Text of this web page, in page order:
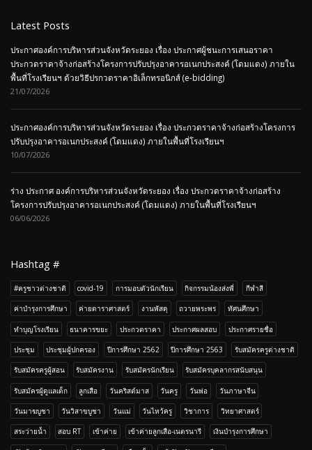
Latest Posts
ประกาศองค์การบริหารส่วนจังหวัดระยอง เรื่อง ประกาศผู้ชนะการเสนอราคา
ประกวดราคาจ้างก่อสร้างโครงการปรับปรุงอาคารอเนกประสงค์ (โดมแดง) ภายใน
พื้นที่โรงเรียนฯ ด้วยวิธีปรกวดราคาอิเล็กทรอนิกส์ (e-bidding)
21/07/2026
ประกาศองค์การบริหารส่วนจังหวัดระยอง เรื่อง ประกวดราคาจ้างก่อสร้างโครงการ
ปรับปรุงอาคารอเนกประสงค์ (โดมแดง) ภายในพื้นที่โรงเรียนฯ
10/07/2026
ร่าง ประกาศ องค์การบริหารส่วนจังหวัดระยอง เรื่อง ประกวดราคาจ้างก่อสร้าง
โครงการปรับปรุงอาคารอเนกประสงค์ (โดมแดง) ภายในพื้นที่โรงเรียนฯ
06/06/2026
Hashtag #
#ครูชาวต่างชาติ covid-19 การมอบตัวนักเรียน กิจกรรมน้องส่งพี่ กีฬาสี
ค่าบำรุงการศึกษา ค่ายดาราศาสตร์ งานพัสดุ ถวายพระพร ทัศนศึกษา
ทำบุญโรงเรียน ธนาคารขยะ ประกวดราคา ประกาศผลสอบ ประกาศรายชื่อ
ประชุม ประชุมผู้ปกครอง ปีการศึกษา 2562 ปีการศึกษา 2563 รับสมัครครูต่างชาติ
รับสมัครครูผู้สอน รับสมัครงาน รับสมัครนักเรียน รับสมัครบุคลากรสนับสนุน
รับสมัครผู้ดูแลเด็ก ลูกเสือ วันคริสต์มาส วันครู วันพ่อ วันภาษาจีน
วันมาฆบูชา วันวิสาขบูชา วันแม่ วันไหว้ครู วิชาการ วิทยาศาสตร์
สระว่ายน้ำ สอบ RT เข้าค่าย เข้าค่ายลูกเสือ-เนตรนารี เงินบำรุงการศึกษา